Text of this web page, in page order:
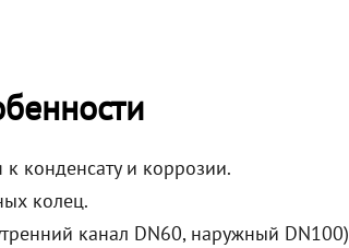
конденсату и коррозии.
колец.
канал DN60, наружный DN100)